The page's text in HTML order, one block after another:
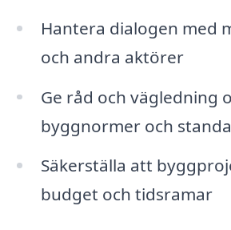
Hantera dialogen med
och andra aktörer
Ge råd och vägledning
byggnormer och
Säkerställa att
budget och tidsramar